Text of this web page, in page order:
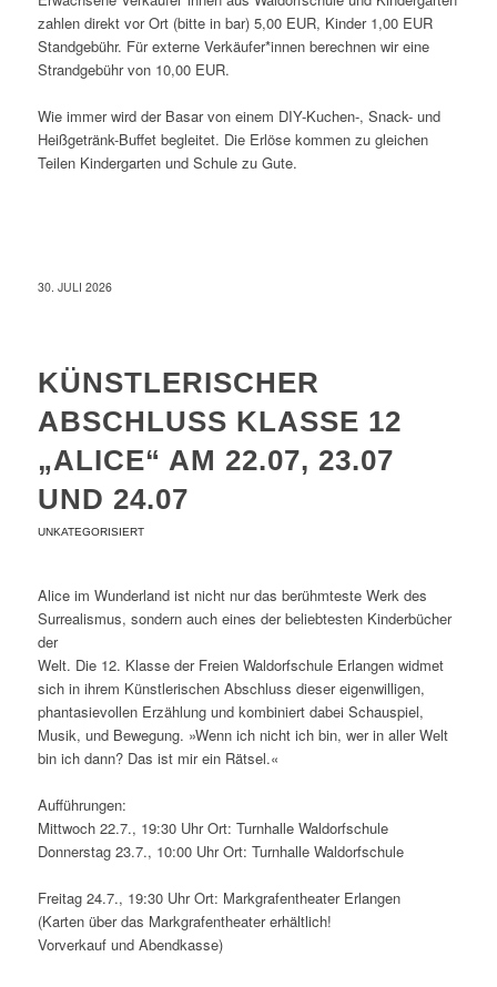
zahlen direkt vor Ort (bitte in bar) 5,00 EUR, Kinder 1,00 EUR
Standgebühr. Für externe Verkäufer*innen berechnen wir eine
Strandgebühr von 10,00 EUR.
Wie immer wird der Basar von einem DIY-Kuchen-, Snack- und
Heißgetränk-Buffet begleitet. Die Erlöse kommen zu gleichen
Teilen Kindergarten und Schule zu Gute.
30. JULI 2026
KÜNSTLERISCHER
ABSCHLUSS KLASSE 12
„ALICE“ AM 22.07, 23.07
UND 24.07
UNKATEGORISIERT
Alice im Wunderland ist nicht nur das berühmteste Werk des
Surrealismus, sondern auch eines der beliebtesten Kinderbücher
der
Welt. Die 12. Klasse der Freien Waldorfschule Erlangen widmet
sich in ihrem Künstlerischen Abschluss dieser eigenwilligen,
phantasievollen Erzählung und kombiniert dabei Schauspiel,
Musik, und Bewegung. »Wenn ich nicht ich bin, wer in aller Welt
bin ich dann? Das ist mir ein Rätsel.«
Aufführungen:
Mittwoch 22.7., 19:30 Uhr Ort: Turnhalle Waldorfschule
Donnerstag 23.7., 10:00 Uhr Ort: Turnhalle Waldorfschule
Freitag 24.7., 19:30 Uhr Ort: Markgrafentheater Erlangen
(Karten über das Markgrafentheater erhältlich!
Vorverkauf und Abendkasse)